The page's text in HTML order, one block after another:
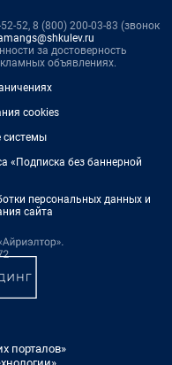
52, 8 (800) 200-03-83 (звонок
за достоверность
объявлениях.
cookies
системы
«Подписка без баннерной
персональных данных и
сайта
порталов»